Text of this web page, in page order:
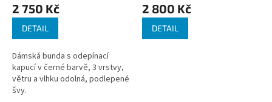
2 750 Kč
DETAIL
Dámská bunda s odepínací
kapucí v černé barvě, 3 vrstvy,
větru a vlhku odolná, podlepené
švy.
2 800 Kč
DETAIL